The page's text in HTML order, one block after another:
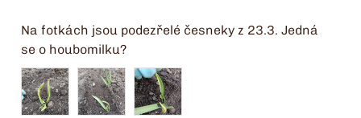
Na fotkách jsou podezřelé česneky z 23.3. Jedná
se o houbomilku?